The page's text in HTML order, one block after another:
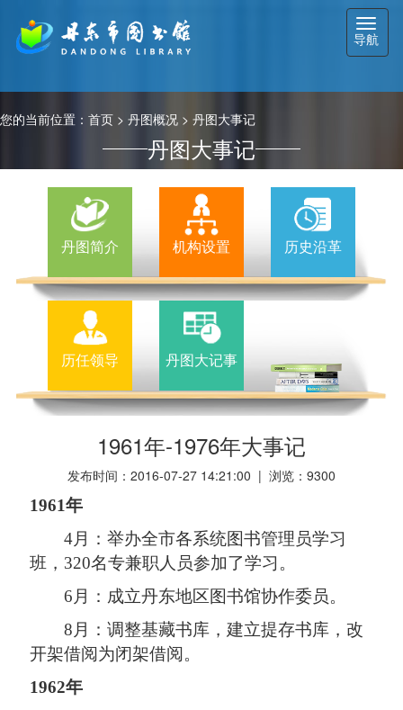
切
换
导
导航
您的当前位置： 首页 > 丹图概况 > 丹图大事记
丹图大事记
丹图简介 机构设置 历史沿革
历任领导 丹图大记事
1961年-1976年大事记
发布时间：2016-07-27 14:21:00 | 浏览： 9300
1961年
4月：举办全市各系统图书管理员学习
班，320名专兼职人员参加了学习。
6月：成立丹东地区图书馆协作委员。
8月：调整基藏书库，建立提存书库，改
开架借阅为闭架借阅。
1962年